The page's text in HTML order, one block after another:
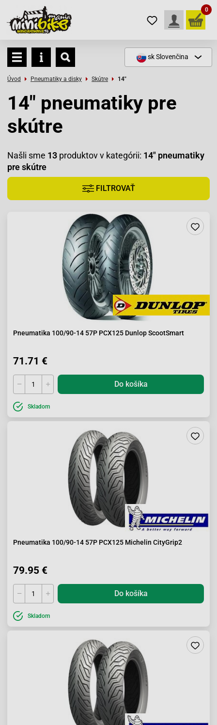
0
skSlovenčina
Úvod Pneumatiky a disky Skútre 14"
14" pneumatiky pre
skútre
Našli sme 13 produktov v kategórii: 14" pneumatiky
pre skútre
FILTROVAŤ
Pneumatika 100/90-14 57P PCX125 Dunlop ScootSmart
71.71 €
Do košíka
Skladom
Pneumatika 100/90-14 57P PCX125 Michelin CityGrip2
79.95 €
Do košíka
Skladom